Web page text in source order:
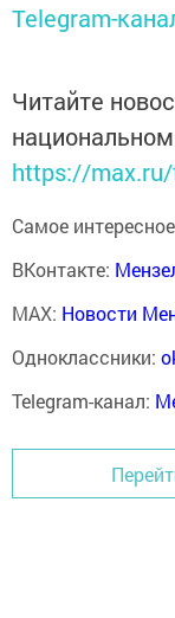
Telegram-
Читайте
https://
Самое
ВКонтакте:
MAX: Новости
Одноклассники:
Telegram-канал: